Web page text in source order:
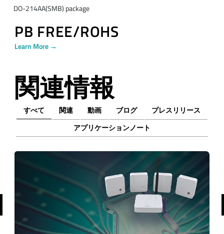
DO-214AA(SMB) package
PB FREE/ROHS
Learn More →
関連情報
すべて 関連 動画 ブログ
プレスリリース
アプリケーションノート